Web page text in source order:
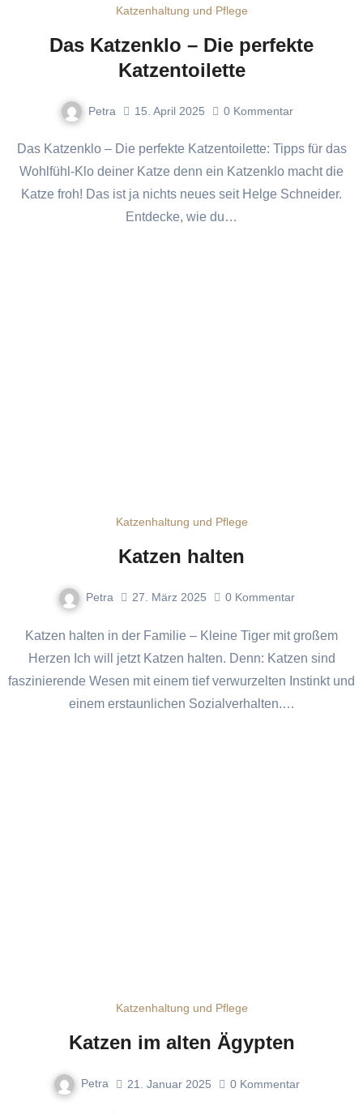
Katzenhaltung und Pflege
Das Katzenklo – Die perfekte
Katzentoilette
Petra 15. April 2025 0 Kommentar
Das Katzenklo – Die perfekte Katzentoilette: Tipps für das
Wohlfühl-Klo deiner Katze denn ein Katzenklo macht die
Katze froh! Das ist ja nichts neues seit Helge Schneider.
Entdecke, wie du…
Katzenhaltung und Pflege
Katzen halten
Petra 27. März 2025 0 Kommentar
Katzen halten in der Familie – Kleine Tiger mit großem
Herzen Ich will jetzt Katzen halten. Denn: Katzen sind
faszinierende Wesen mit einem tief verwurzelten Instinkt und
einem erstaunlichen Sozialverhalten.…
Katzenhaltung und Pflege
Katzen im alten Ägypten
Petra 21. Januar 2025 0 Kommentar